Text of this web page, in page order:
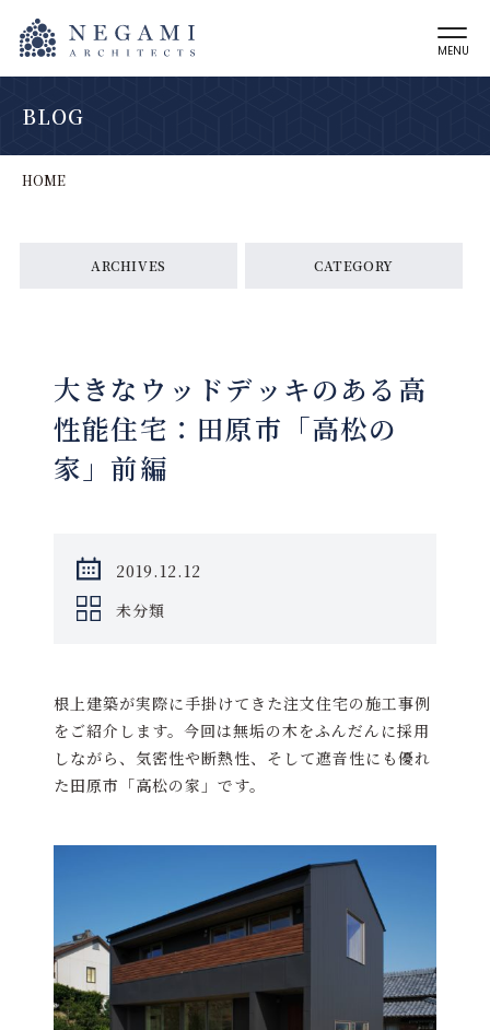
MENU
BLOG
HOME
ARCHIVES CATEGORY
大きなウッドデッキのある高
性能住宅：田原市「高松の
家」前編
2019.12.12
未分類
根上建築が実際に手掛けてきた注文住宅の施工事例
をご紹介します。今回は無垢の木をふんだんに採用
しながら、気密性や断熱性、そして遮音性にも優れ
た田原市「高松の家」です。